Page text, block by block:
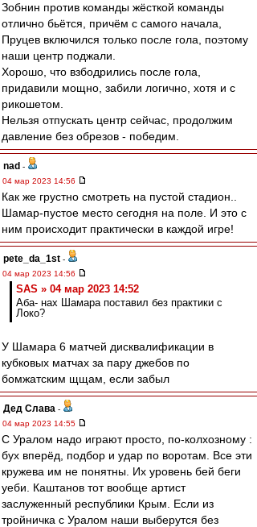
Зобнин против команды жёсткой команды
отлично бьётся, причём с самого начала,
Пруцев включился только после гола, поэтому
наши центр поджали.
Хорошо, что взбодрились после гола,
придавили мощно, забили логично, хотя и с
рикошетом.
Нельзя отпускать центр сейчас, продолжим
давление без обрезов - победим.
nad -
04 мар 2023 14:56
Как же грустно смотреть на пустой стадион..
Шамар-пустое место сегодня на поле. И это с
ним происходит практически в каждой игре!
pete_da_1st -
04 мар 2023 14:56
SAS » 04 мар 2023 14:52
Аба- нах Шамара поставил без практики с
Локо?
У Шамара 6 матчей дисквалификации в
кубковых матчах за пару джебов по
бомжатским щщам, если забыл
Дед Слава -
04 мар 2023 14:55
С Уралом надо играют просто, по-колхозному :
бух вперёд, подбор и удар по воротам. Все эти
кружева им не понятны. Их уровень бей беги
уеби. Каштанов тот вообще артист
заслуженный республики Крым. Если из
тройничка с Уралом наши выберутся без